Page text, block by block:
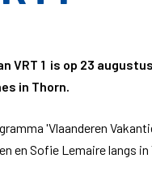
VRT 1 is op 23
in Thorn.
'Vlaanderen
en Sofie Lemaire langs